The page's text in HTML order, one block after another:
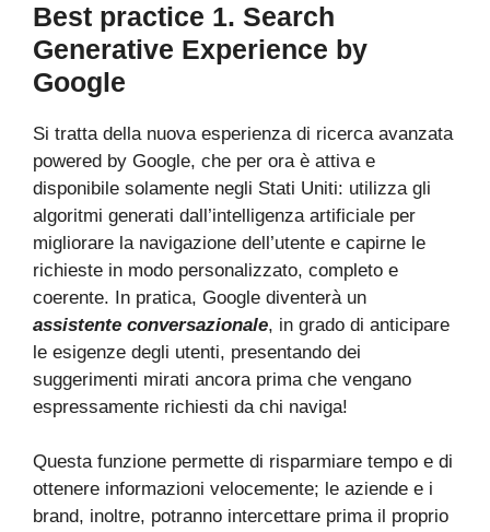
Best practice 1. Search
Generative Experience by
Google
Si tratta della nuova esperienza di ricerca avanzata
powered by Google, che per ora è attiva e
disponibile solamente negli Stati Uniti: utilizza gli
algoritmi generati dall’intelligenza artificiale per
migliorare la navigazione dell’utente e capirne le
richieste in modo personalizzato, completo e
coerente. In pratica, Google diventerà un
assistente conversazionale, in grado di anticipare
le esigenze degli utenti, presentando dei
suggerimenti mirati ancora prima che vengano
espressamente richiesti da chi naviga!
Questa funzione permette di risparmiare tempo e di
ottenere informazioni velocemente; le aziende e i
brand, inoltre, potranno intercettare prima il proprio